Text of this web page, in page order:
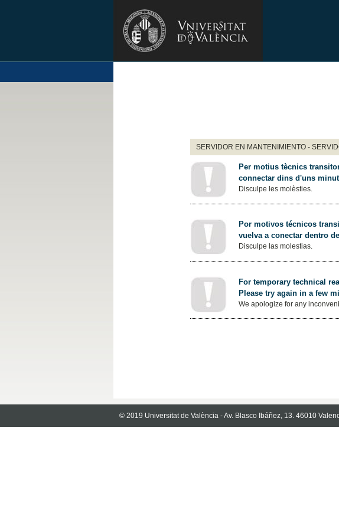
SERVIDOR EN MANTENIMIENTO -
Per motius tècnics
connectar dins d'uns
Disculpe les molèsties.
Por motivos técnicos
vuelva a conectar dentro
Disculpe las molestias.
For temporary technical
Please try again in a few
We apologize for any
© 2019 Universitat de València - Av. Blasco Ibáñez, 13. 46010